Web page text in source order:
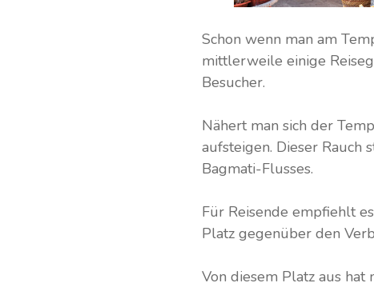
Schon wenn man am
mittlerweile einige
Besucher.
Nähert man sich der
aufsteigen. Dieser Rauch
Bagmati-Flusses.
Für Reisende empfiehlt
Platz gegenüber den
Von diesem Platz aus